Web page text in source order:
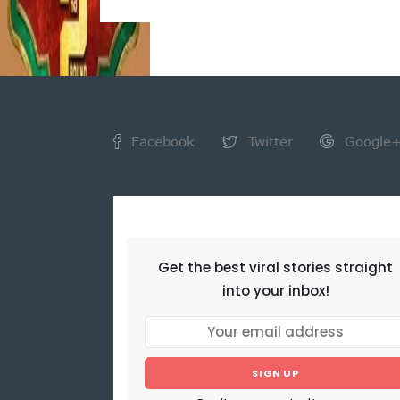
Facebook Twitter Google+
Get the best viral stories straight
into your inbox!
SIGN UP